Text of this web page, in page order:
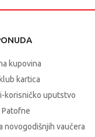
kupovina
kartica
korisničko uputstvo
Patofne
novogodišnjih vaučera